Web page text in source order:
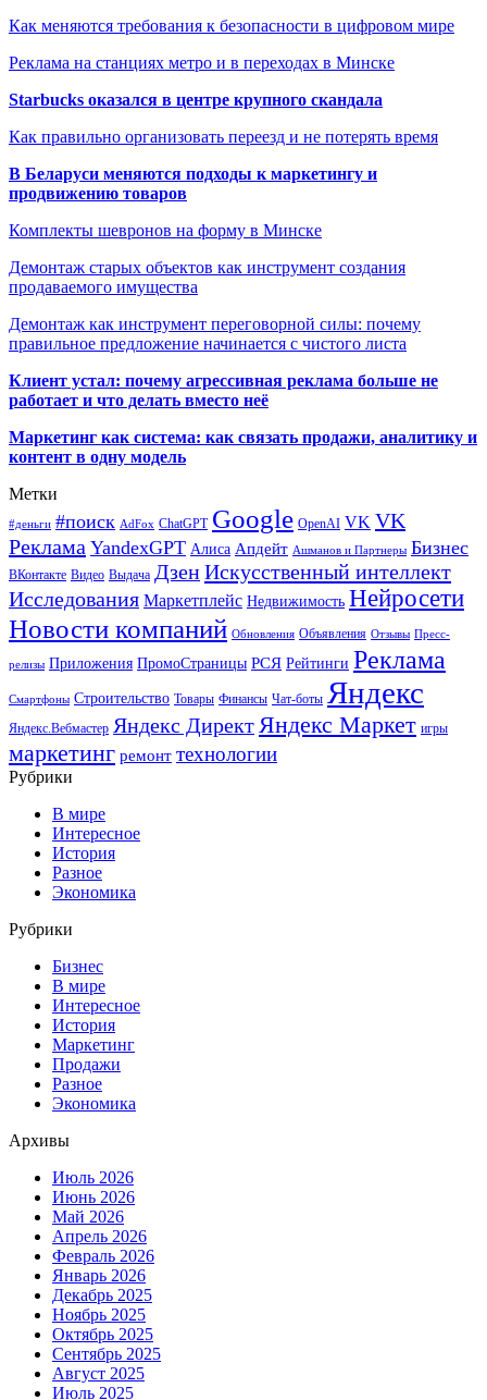
Как меняются требования к безопасности в цифровом мире
Реклама на станциях метро и в переходах в Минске
Starbucks оказался в центре крупного скандала
Как правильно организовать переезд и не потерять время
В Беларуси меняются подходы к маркетингу и
продвижению товаров
Комплекты шевронов на форму в Минске
Демонтаж старых объектов как инструмент создания
продаваемого имущества
Демонтаж как инструмент переговорной силы: почему
правильное предложение начинается с чистого листа
Клиент устал: почему агрессивная реклама больше не
работает и что делать вместо неё
Маркетинг как система: как связать продажи, аналитику и
контент в одну модель
Метки
#деньги #поиск AdFox ChatGPT Google OpenAI VK VK
Реклама YandexGPT Алиса Апдейт Ашманов и Партнеры Бизнес
ВКонтакте Видео Выдача ДзенИскусственный интеллект
Исследования Маркетплейс Недвижимость Нейросети
Новости компаний Обновления Объявления Отзывы Пресс-
релизы Приложения ПромоСтраницы РСЯ Рейтинги Реклама
Смартфоны Строительство Товары Финансы Чат-боты Яндекс
Яндекс.Вебмастер Яндекс Директ Яндекс Маркет игры
маркетинг ремонт технологии
Рубрики
В мире
Интересное
История
Разное
Экономика
Рубрики
Бизнес
В мире
Интересное
История
Маркетинг
Продажи
Разное
Экономика
Архивы
Июль 2026
Июнь 2026
Май 2026
Апрель 2026
Февраль 2026
Январь 2026
Декабрь 2025
Ноябрь 2025
Октябрь 2025
Сентябрь 2025
Август 2025
Июль 2025